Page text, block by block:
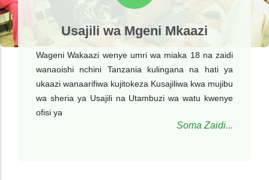
Usajili wa Mgeni Mkaazi
Wageni Wakaazi wenye umri wa miaka 18 na zaidi
wanaoishi nchini Tanzania kulingana na hati ya
ukaazi wanaarifiwa kujitokeza Kusajiliwa kwa mujibu
wa sheria ya Usajili na Utambuzi wa watu kwenye
ofisi ya
Soma Zaidi...